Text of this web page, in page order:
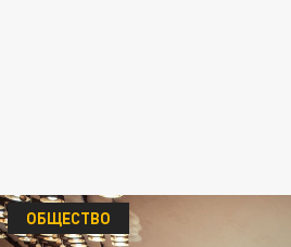
ОБЩЕСТВО